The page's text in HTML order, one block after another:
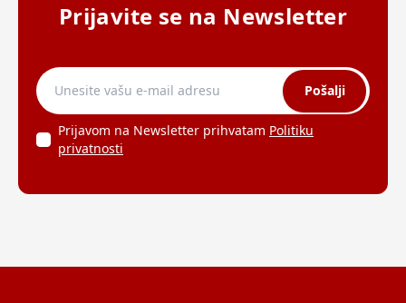
Prijavite se na Newsletter
Pošalji
Prijavom na Newsletter prihvatam Politiku
privatnosti